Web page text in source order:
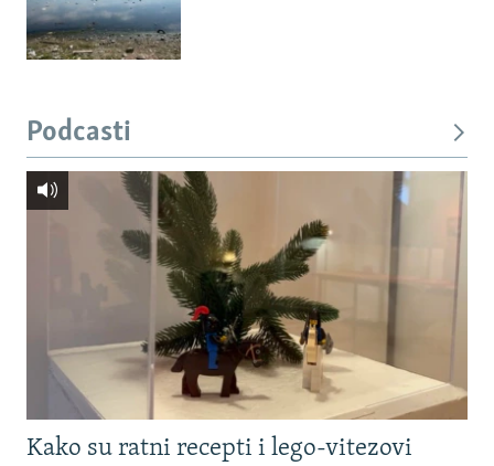
Podcasti
Kako su ratni recepti i lego-vitezovi